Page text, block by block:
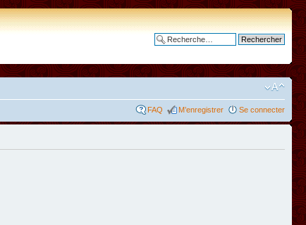
FAQ M’enregistrer Se connecter